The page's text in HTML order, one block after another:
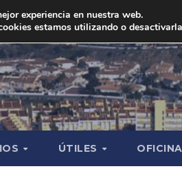
ÚTILES
experiencia en nuestra web.
estamos utilizando o